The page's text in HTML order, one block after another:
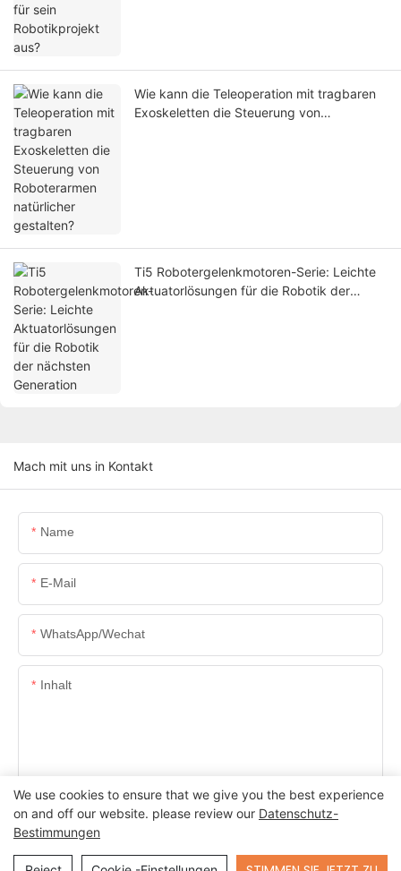
Wie kann die Teleoperation mit tragbaren
Exoskeletten die Steuerung von
Ti5 Robotergelenkmotoren-Serie: Leichte
Aktuatorlösungen für die Robotik der
Mach mit uns in Kontakt
Name
E-Mail
WhatsApp/Wechat
Inhalt
SENDEN SIE JETZT ANFRAGE
We use cookies to ensure that we give you the best experience
on and off our website. please review our Datenschutz-
Bestimmungen